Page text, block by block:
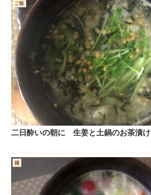
ご飯
二日酔いの朝に 生姜と土鍋のお茶漬け
麺